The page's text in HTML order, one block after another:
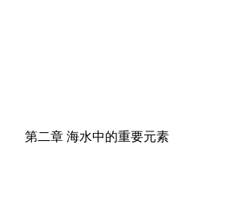
第二章 海水中的重要元素